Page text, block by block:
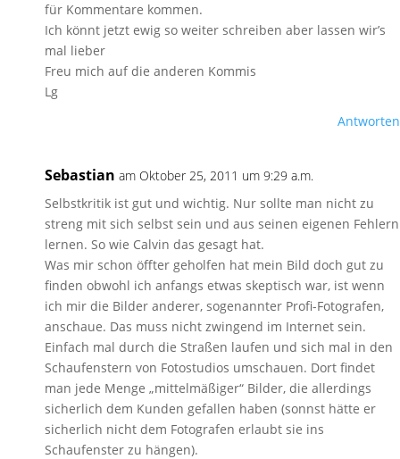
für Kommentare kommen.
Ich könnt jetzt ewig so weiter schreiben aber lassen wir’s
mal lieber
Freu mich auf die anderen Kommis
Lg
Antworten
Sebastian am Oktober 25, 2011 um 9:29 a.m.
Selbstkritik ist gut und wichtig. Nur sollte man nicht zu
streng mit sich selbst sein und aus seinen eigenen Fehlern
lernen. So wie Calvin das gesagt hat.
Was mir schon öffter geholfen hat mein Bild doch gut zu
finden obwohl ich anfangs etwas skeptisch war, ist wenn
ich mir die Bilder anderer, sogenannter Profi-Fotografen,
anschaue. Das muss nicht zwingend im Internet sein.
Einfach mal durch die Straßen laufen und sich mal in den
Schaufenstern von Fotostudios umschauen. Dort findet
man jede Menge „mittelmäßiger“ Bilder, die allerdings
sicherlich dem Kunden gefallen haben (sonnst hätte er
sicherlich nicht dem Fotografen erlaubt sie ins
Schaufenster zu hängen).